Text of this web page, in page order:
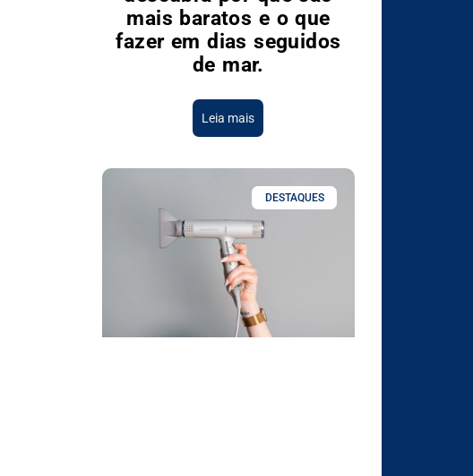
mais baratos e o que
fazer em dias seguidos
de mar.
Leia mais
DESTAQUES